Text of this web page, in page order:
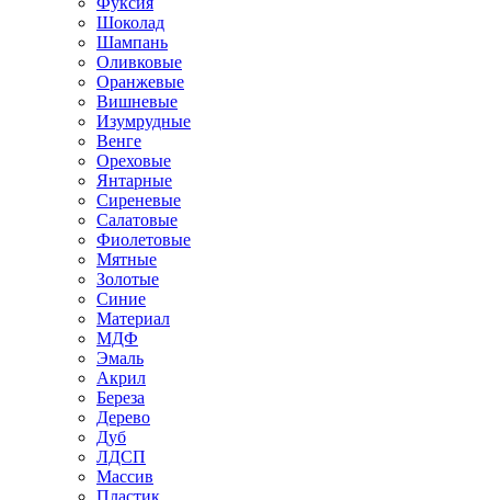
Шоколад
Шампань
Оливковые
Оранжевые
Вишневые
Изумрудные
Венге
Ореховые
Янтарные
Сиреневые
Салатовые
Фиолетовые
Мятные
Золотые
Синие
Материал
МДФ
Эмаль
Акрил
Береза
Дерево
Дуб
ЛДСП
Массив
Пластик